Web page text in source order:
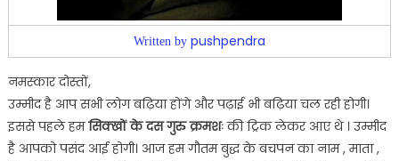
Written by pushpendra
नमस्कार दोस्तों,
उम्मीद है आप सभी लोग बढ़िया होंगे और पढ़ाई भी बढ़िया चल रही होगी।
इससे पहले हमसिक्खों के दस गुरु क्रमशःकी ट्रिक लेकर आए थे । उम्मीद
है आपको पसंद आई होगी। आज हम गौतम बुद्ध के बचपन का नाम , माता ,